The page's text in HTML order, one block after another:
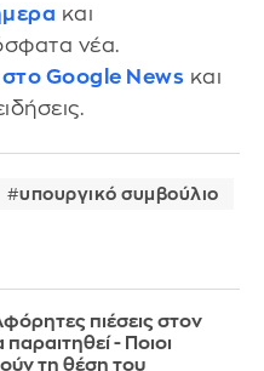
και
νέα.
Google News και
υπουργικό συμβούλιο
πιέσεις στον
- Ποιοι
τη θέση του